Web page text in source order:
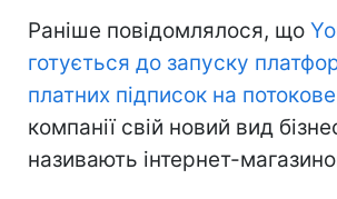
Раніше повідомлялося, що
готується до запуску
платних підписок на
компанії свій новий вид
називають інтернет-